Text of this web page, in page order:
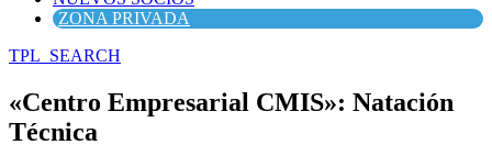
ZONA PRIVADA
TPL_SEARCH
«Centro Empresarial CMIS»: Natación
Técnica